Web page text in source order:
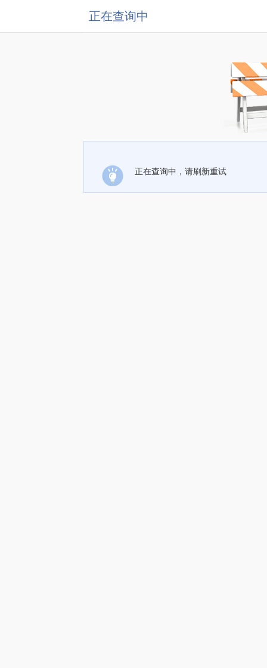
正在查询中
正在查询中，请刷新重试